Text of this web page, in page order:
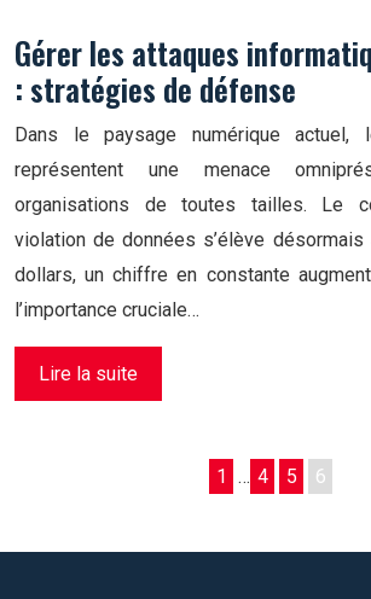
Gérer les attaques
: stratégies de défense
Dans le paysage numérique actuel,
représentent une menace
organisations de toutes tailles. Le
violation de données s’élève
dollars, un chiffre en constante
l’importance cruciale…
Lire la suite
1 … 4 5 6